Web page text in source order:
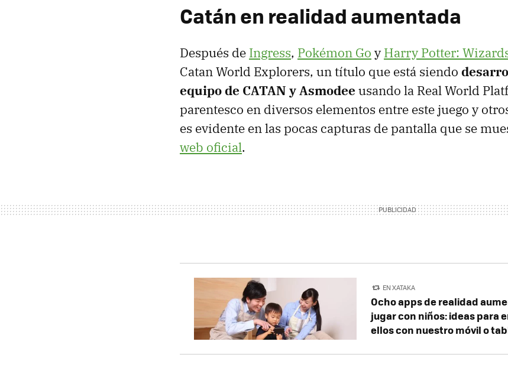
Catán en realidad aumentada
Después de Ingress, Pokémon Go yHarry Potter:
Catan World Explorers, un título que está siendo
equipo de CATAN y Asmodee usando la Real World
parentesco en diversos elementos entre este juego y
es evidente en las pocas capturas de pantalla que se
web oficial.
EN XATAKA
Ocho apps de realidad
jugar con niños: ideas para
ellos con nuestro móvil o